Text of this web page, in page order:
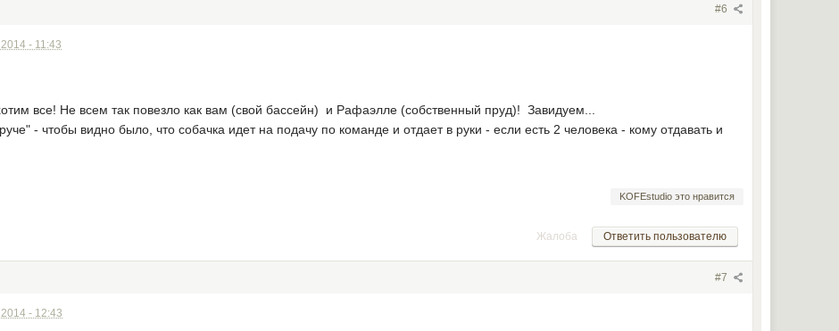
#6
- 11:43
все! Не всем так повезло как вам (свой бассейн) и Рафаэлле (собственный пруд)! Завидуем...
- чтобы видно было, что собачка идет на подачу по команде и отдает в руки - если есть 2 человека - кому отдавать и
KOFEstudio это нравится
Ответить пользователю
Жалоба
#7
- 12:43